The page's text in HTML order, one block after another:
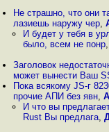
Не страшно, что они
лазиешь наружу чер,
И будет у тебя в
было, всем не понр,
Заголовок
может вынести Ваш
Пока всякому JS-г
прочие АПИ без явн,
И что вы
Rust Вы предлага,